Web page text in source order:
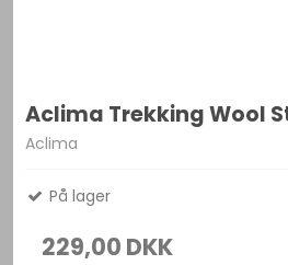
Aclima Trekking Wool
Aclima
På lager
229,00 DKK